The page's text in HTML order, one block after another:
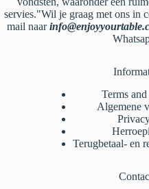
servies."Wil je graag met ons in
mail naar
Terms
Algemene
Terugbetaal- en